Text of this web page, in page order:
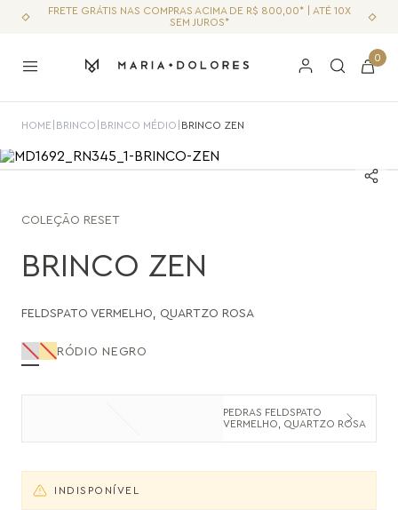
FRETE GRÁTIS NAS COMPRAS ACIMA DE R$ 800,00* | ATÉ 10X
SEM JUROS*
0
HOME BRINCO BRINCO MÉDIO BRINCO ZEN
COLEÇÃO RESET
BRINCO ZEN
FELDSPATO VERMELHO QUARTZO ROSA
RÓDIO NEGRO
PEDRAS FELDSPATO
VERMELHO, QUARTZO ROSA
INDISPONÍVEL